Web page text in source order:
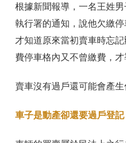
根據新聞報導，一名王姓
執行署的通知，說他欠繳
才知道原來當初賣車時忘
費停車格內又不曾繳費，
賣車沒有過戶還可能會產
車子是動產卻還要過戶登記